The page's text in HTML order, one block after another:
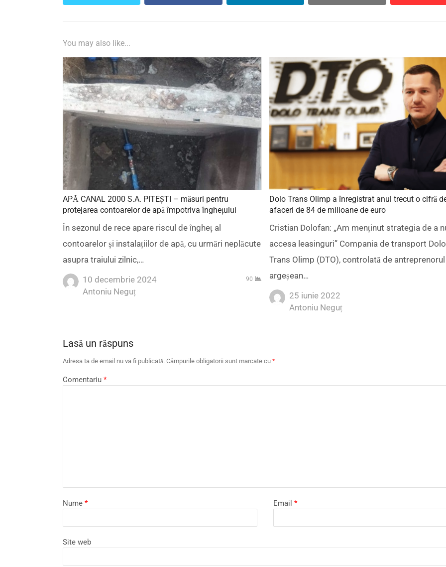
You may also like...
APĂ CANAL 2000 S.A. PITEȘTI – măsuri pentru
protejarea contoarelor de apă împotriva înghețului
În sezonul de rece apare riscul de îngheț al
contoarelor și instalațiilor de apă, cu urmări neplăcute
asupra traiului zilnic,…
10 decembrie 2024
Author
Antoniu Neguț
90
Dolo Trans Olimp a înregistrat anul trecut o cifră
afaceri de 84 de milioane de euro
Cristian Dolofan: „Am menținut strategia de a
accesa leasinguri” Compania de transport Dolo
Trans Olimp (DTO), controlată de antreprenorul
argeșean…
25 iunie 2022
Author
Antoniu Neguț
Lasă un răspuns
Adresa ta de email nu va fi publicată. Câmpurile obligatorii sunt marcate cu *
Comentariu *
Nume * Email*
Site web